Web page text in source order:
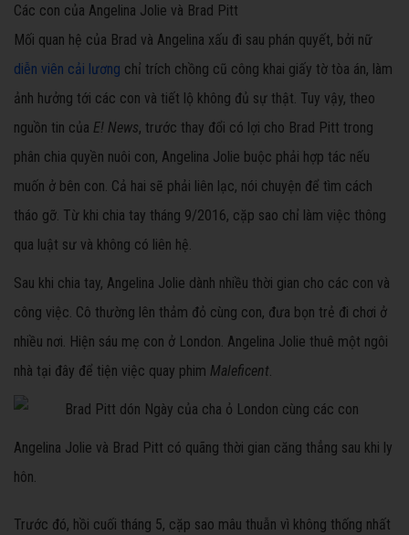
Các con của Angelina Jolie và Brad Pitt
Mối quan hệ của Brad và Angelina xấu đi sau phán quyết, bởi nữ
diễn viên cải lương chỉ trích chồng cũ công khai giấy tờ tòa án, làm
ảnh hưởng tới các con và tiết lộ không đủ sự thật. Tuy vậy, theo
nguồn tin của E! News, trước thay đổi có lợi cho Brad Pitt trong
phân chia quyền nuôi con, Angelina Jolie buộc phải hợp tác nếu
muốn ở bên con. Cả hai sẽ phải liên lạc, nói chuyện để tìm cách
tháo gỡ. Từ khi chia tay tháng 9/2016, cặp sao chỉ làm việc thông
qua luật sư và không có liên hệ.
Sau khi chia tay, Angelina Jolie dành nhiều thời gian cho các con và
công việc. Cô thường lên thảm đỏ cùng con, đưa bọn trẻ đi chơi ở
nhiều nơi. Hiện sáu mẹ con ở London. Angelina Jolie thuê một ngôi
nhà tại đây để tiện việc quay phim Maleficent.
Angelina Jolie và Brad Pitt có quãng thời gian căng thẳng sau khi ly
hôn.
Trước đó, hồi cuối tháng 5, cặp sao mâu thuẫn vì không thống nhất